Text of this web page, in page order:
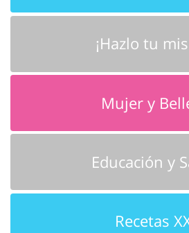
¡Hazlo tu
Mujer y
Educación y
Recetas